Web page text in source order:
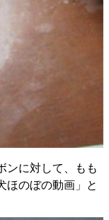
ンに対して、もも
ほのぼの動画」と